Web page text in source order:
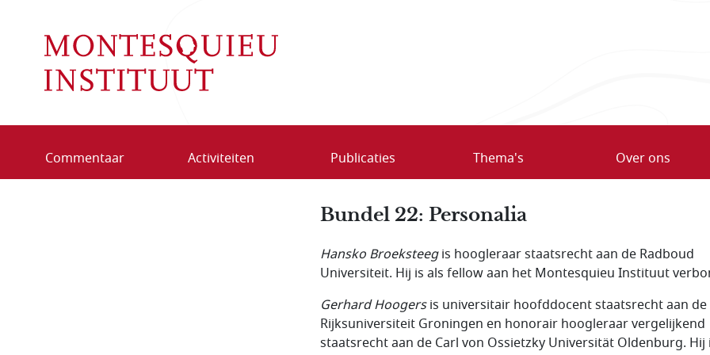
Commentaar Activiteiten Publicaties Thema's Over ons
Bundel 22: Personalia
Hansko Broeksteegis hoogleraar staatsrecht aan de Radboud
Universiteit. Hij is als fellow aan het Montesquieu Instituut
Gerhard Hoogersis universitair hoofddocent staatsrecht aan de
Rijksuniversiteit Groningen en honorair hoogleraar vergelijkend
staatsrecht aan de Carl von Ossietzky Universität Oldenburg. Hij